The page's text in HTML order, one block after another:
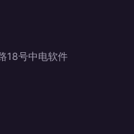
18号中电软件